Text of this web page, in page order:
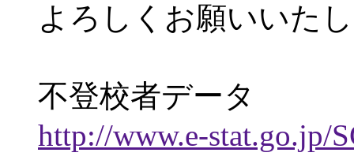
よろしくお願いいた
不登校者データ
http://www.e-stat.go.jp/